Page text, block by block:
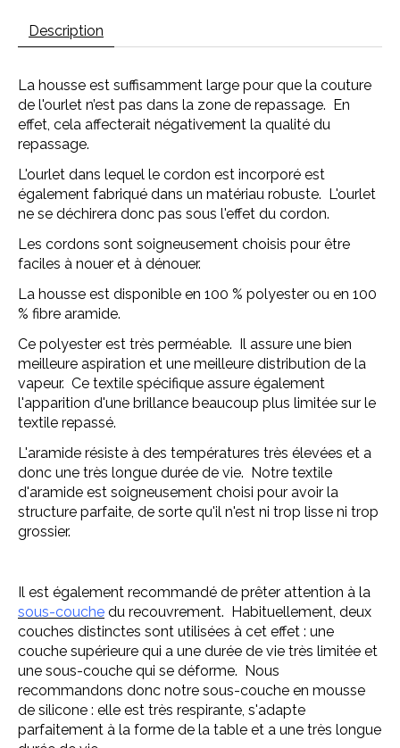
Description
La housse est suffisamment large pour que la couture
de l'ourlet n’est pas dans la zone de repassage. En
effet, cela affecterait négativement la qualité du
repassage.
L'ourlet dans lequel le cordon est incorporé est
également fabriqué dans un matériau robuste. L'ourlet
ne se déchirera donc pas sous l'effet du cordon.
Les cordons sont soigneusement choisis pour être
faciles à nouer et à dénouer.
La housse est disponible en 100 % polyester ou en 100
% fibre aramide.
Ce polyester est très perméable. Il assure une bien
meilleure aspiration et une meilleure distribution de la
vapeur. Ce textile spécifique assure également
l'apparition d'une brillance beaucoup plus limitée sur le
textile repassé.
L'aramide résiste à des températures très élevées et a
donc une très longue durée de vie. Notre textile
d'aramide est soigneusement choisi pour avoir la
structure parfaite, de sorte qu'il n'est ni trop lisse ni trop
grossier.
Il est également recommandé de prêter attention à la
sous-couche du recouvrement. Habituellement, deux
couches distinctes sont utilisées à cet effet : une
couche supérieure qui a une durée de vie très limitée et
une sous-couche qui se déforme. Nous
recommandons donc notre sous-couche en mousse
de silicone : elle est très respirante, s'adapte
parfaitement à la forme de la table et a une très longue